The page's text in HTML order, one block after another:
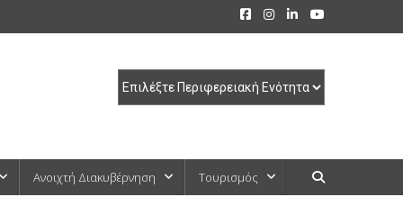
Ανοιχτή Διακυβέρνηση Τουρισμός